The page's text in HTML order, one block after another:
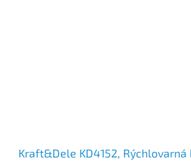
Kraft&Dele KD4152, Rýchlovarná